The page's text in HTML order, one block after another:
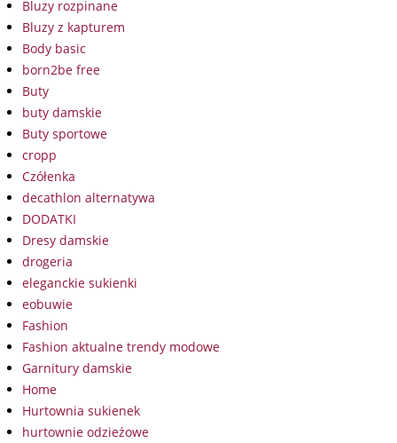
Bluzy rozpinane
Bluzy z kapturem
Body basic
born2be free
Buty
buty damskie
Buty sportowe
cropp
Czółenka
decathlon alternatywa
DODATKI
Dresy damskie
drogeria
eleganckie sukienki
eobuwie
Fashion
Fashion aktualne trendy modowe
Garnitury damskie
Home
Hurtownia sukienek
hurtownie odzieżowe